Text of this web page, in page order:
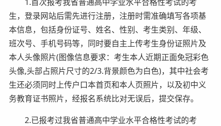
生，登录网站后需先进行注册，注册时需准确填写各项基
本信息，包括身份证号、姓名、性别、考生类别、年级、
班次号、手机号码等，同时要自主上传考生身份证照片及
本人头像照片(图像信息要求：考生本人近期正面免冠彩色
头像,头部占照片尺寸的2/3.背景颜色为白色)，其中社会考
生还必须同时上传户口本首页和本人页照片，以及初中义
务教育证书照片，经报名系统比对无误后，提交保存。
2.已报考过我省普通高中学业水平合格性考试的考